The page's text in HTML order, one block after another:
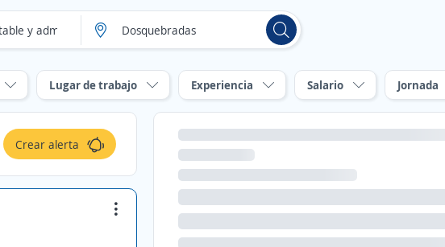
Lugar de trabajo Experiencia Salario Jornada
Crear alerta